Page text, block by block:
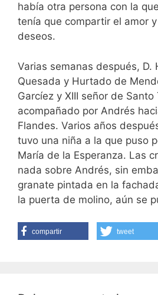
había otra persona con la
tenía que compartir el amor
deseos.
Varias semanas después, D.
Quesada y Hurtado de
Garcíez y XIII señor de
acompañado por Andrés
Flandes. Varios años
tuvo una niña a la que puso
María de la Esperanza. Las
nada sobre Andrés, sin
granate pintada en la
la puerta de molino, aún se
compartir tweet